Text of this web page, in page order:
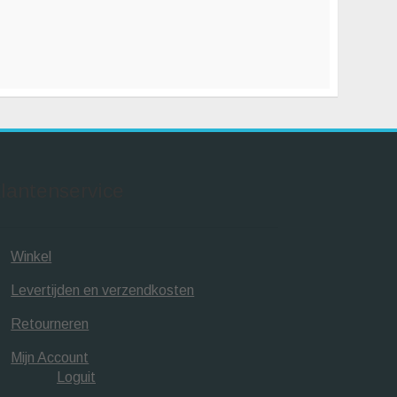
Winkel
Levertijden en verzendkosten
Retourneren
Mijn Account
Loguit